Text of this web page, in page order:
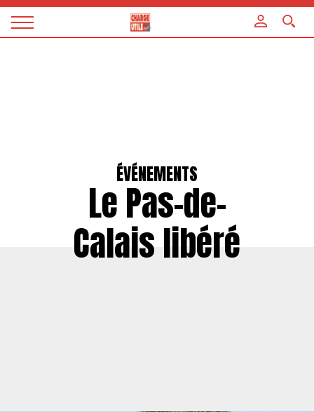
Magazine
ÉVÉNEMENTS
Le Pas-de-
Calais libéré
Panneau de gestion des cookies